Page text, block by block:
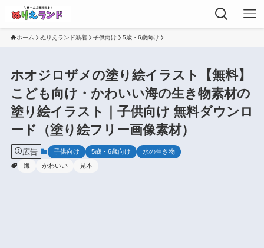
ホーム ぬりえランド新着 子供向け 5歳・6歳向け
ホオジロザメの塗り絵イラスト【無料】
こども向け・かわいい海の生き物素材の
塗り絵イラスト｜子供向け 無料ダウンロ
ード（塗り絵フリー画像素材）
広告 子供向け 5歳・6歳向け
水の生き物
海
かわいい 見本